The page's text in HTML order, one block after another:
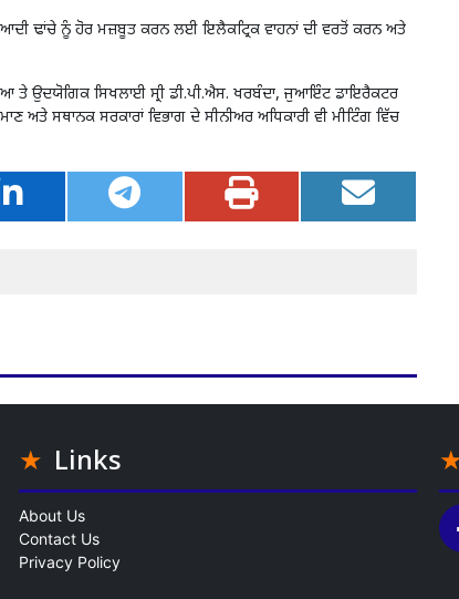
ਢਾਂਚੇ ਨੂੰ ਹੋਰ ਮਜ਼ਬੂਤ ਕਰਨ ਲਈ ਇਲੈਕਟ੍ਰਿਕ ਵਾਹਨਾਂ ਦੀ ਵਰਤੋਂ ਕਰਨ ਅਤੇ
ਤੇ ਉਦਯੋਗਿਕ ਸਿਖਲਾਈ ਸ੍ਰੀ ਡੀ.ਪੀ.ਐਸ. ਖਰਬੰਦਾ, ਜੁਆਇੰਟ ਡਾਇਰੈਕਟਰ
ਅਤੇ ਸਥਾਨਕ ਸਰਕਾਰਾਂ ਵਿਭਾਗ ਦੇ ਸੀਨੀਅਰ ਅਧਿਕਾਰੀ ਵੀ ਮੀਟਿੰਗ ਵਿੱਚ
Links
About Us
Contact Us
Privacy Policy